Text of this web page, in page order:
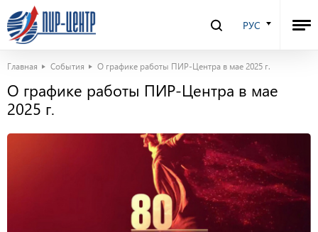
РУС
Главная События О графике работы ПИР-Центра в мае 2025 г.
О графике работы ПИР-Центра в мае
2025 г.